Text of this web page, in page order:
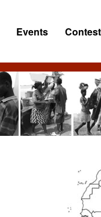
Events Contest